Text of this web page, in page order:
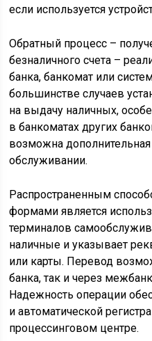
если используется
Обратный процесс –
безналичного счета –
банка, банкомат или
большинстве случаев
на выдачу наличных,
в банкоматах других
возможна
обслуживании.
Распространенным
формами является
терминалов
наличные и указывает
или карты. Перевод
банка, так и через
Надежность операции
и автоматической
процессинговом центре.